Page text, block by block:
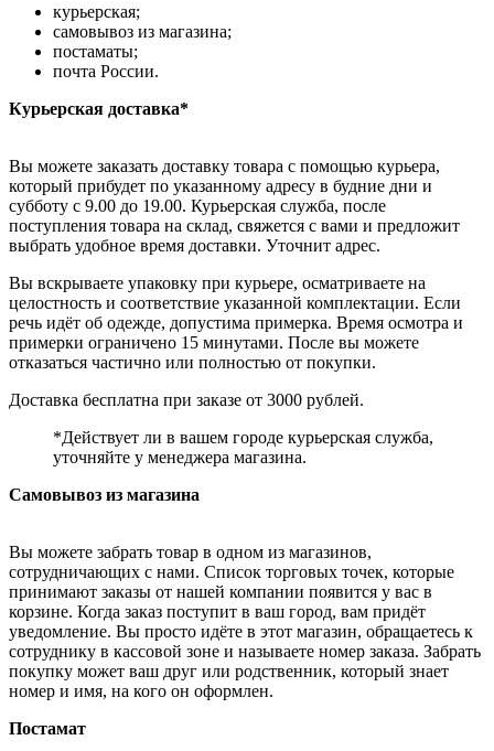
курьерская;
самовывоз из магазина;
постаматы;
почта России.
Курьерская доставка*
Вы можете заказать доставку товара с помощью курьера,
который прибудет по указанному адресу в будние дни и
субботу с 9.00 до 19.00. Курьерская служба, после
поступления товара на склад, свяжется с вами и предложит
выбрать удобное время доставки. Уточнит адрес.
Вы вскрываете упаковку при курьере, осматриваете на
целостность и соответствие указанной комплектации. Если
речь идёт об одежде, допустима примерка. Время осмотра и
примерки ограничено 15 минутами. После вы можете
отказаться частично или полностью от покупки.
Доставка бесплатна при заказе от 3000 рублей.
*Действует ли в вашем городе курьерская служба,
уточняйте у менеджера магазина.
Самовывоз из магазина
Вы можете забрать товар в одном из магазинов,
сотрудничающих с нами. Список торговых точек, которые
принимают заказы от нашей компании появится у вас в
корзине. Когда заказ поступит в ваш город, вам придёт
уведомление. Вы просто идёте в этот магазин, обращаетесь к
сотруднику в кассовой зоне и называете номер заказа. Забрать
покупку может ваш друг или родственник, который знает
номер и имя, на кого он оформлен.
Постамат